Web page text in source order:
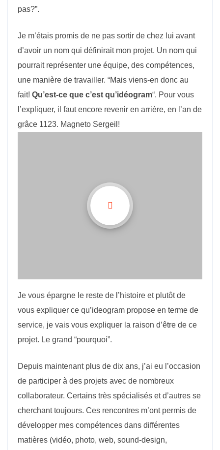
pas?”.
Je m’étais promis de ne pas sortir de chez lui avant
d’avoir un nom qui définirait mon projet. Un nom qui
pourrait représenter une équipe, des compétences,
une manière de travailler. “Mais viens-en donc au
fait! Qu’est-ce que c’est qu’idéogram“. Pour vous
l’expliquer, il faut encore revenir en arrière, en l’an de
grâce 1123. Magneto Sergeil!
Je vous épargne le reste de l’histoire et plutôt de
vous expliquer ce qu’ideogram propose en terme de
service, je vais vous expliquer la raison d’être de ce
projet. Le grand “pourquoi”.
Depuis maintenant plus de dix ans, j’ai eu l’occasion
de participer à des projets avec de nombreux
collaborateur. Certains très spécialisés et d’autres se
cherchant toujours. Ces rencontres m’ont permis de
développer mes compétences dans différentes
matières (vidéo, photo, web, sound-design,